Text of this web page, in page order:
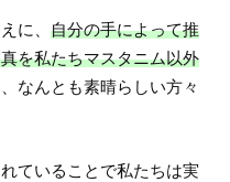
に、自分の手によって推
を私たちマスタニム以外
なんとも素晴らしい方々
ていることで私たちは実